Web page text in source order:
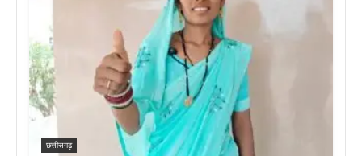
छत्तीसगढ़